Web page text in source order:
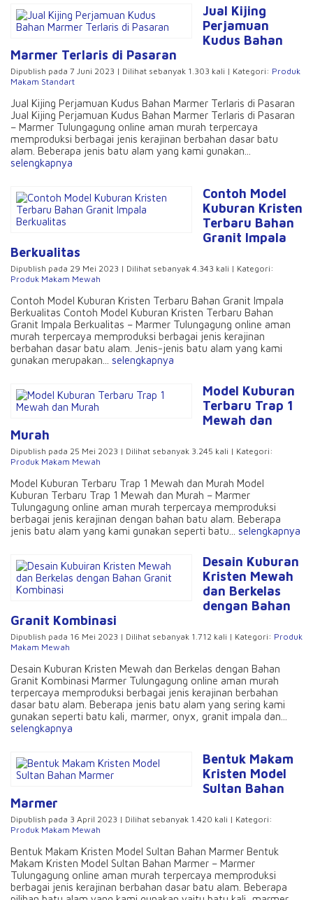
Jual Kijing
Perjamuan
Kudus Bahan
Marmer Terlaris di Pasaran
Dipublish pada 7 Juni 2023 | Dilihat sebanyak 1.303 kali | Kategori: Produk
Makam Standart
Jual Kijing Perjamuan Kudus Bahan Marmer Terlaris di Pasaran
Jual Kijing Perjamuan Kudus Bahan Marmer Terlaris di Pasaran
– Marmer Tulungagung online aman murah terpercaya
memproduksi berbagai jenis kerajinan berbahan dasar batu
alam. Beberapa jenis batu alam yang kami gunakan...
selengkapnya
Contoh Model
Kuburan Kristen
Terbaru Bahan
Granit Impala
Berkualitas
Dipublish pada 29 Mei 2023 | Dilihat sebanyak 4.343 kali | Kategori:
Produk Makam Mewah
Contoh Model Kuburan Kristen Terbaru Bahan Granit Impala
Berkualitas Contoh Model Kuburan Kristen Terbaru Bahan
Granit Impala Berkualitas – Marmer Tulungagung online aman
murah terpercaya memproduksi berbagai jenis kerajinan
berbahan dasar batu alam. Jenis-jenis batu alam yang kami
gunakan merupakan... selengkapnya
Model Kuburan
Terbaru Trap 1
Mewah dan
Murah
Dipublish pada 25 Mei 2023 | Dilihat sebanyak 3.245 kali | Kategori:
Produk Makam Mewah
Model Kuburan Terbaru Trap 1 Mewah dan Murah Model
Kuburan Terbaru Trap 1 Mewah dan Murah – Marmer
Tulungagung online aman murah terpercaya memproduksi
berbagai jenis kerajinan dengan bahan batu alam. Beberapa
jenis batu alam yang kami gunakan seperti batu... selengkapnya
Desain Kuburan
Kristen Mewah
dan Berkelas
dengan Bahan
Granit Kombinasi
Dipublish pada 16 Mei 2023 | Dilihat sebanyak 1.712 kali | Kategori: Produk
Makam Mewah
Desain Kuburan Kristen Mewah dan Berkelas dengan Bahan
Granit Kombinasi Marmer Tulungagung online aman murah
terpercaya memproduksi berbagai jenis kerajinan berbahan
dasar batu alam. Beberapa jenis batu alam yang sering kami
gunakan seperti batu kali, marmer, onyx, granit impala dan...
selengkapnya
Bentuk Makam
Kristen Model
Sultan Bahan
Marmer
Dipublish pada 3 April 2023 | Dilihat sebanyak 1.420 kali | Kategori:
Produk Makam Mewah
Bentuk Makam Kristen Model Sultan Bahan Marmer Bentuk
Makam Kristen Model Sultan Bahan Marmer – Marmer
Tulungagung online aman murah terpercaya memproduksi
berbagai jenis kerajinan berbahan dasar batu alam. Beberapa